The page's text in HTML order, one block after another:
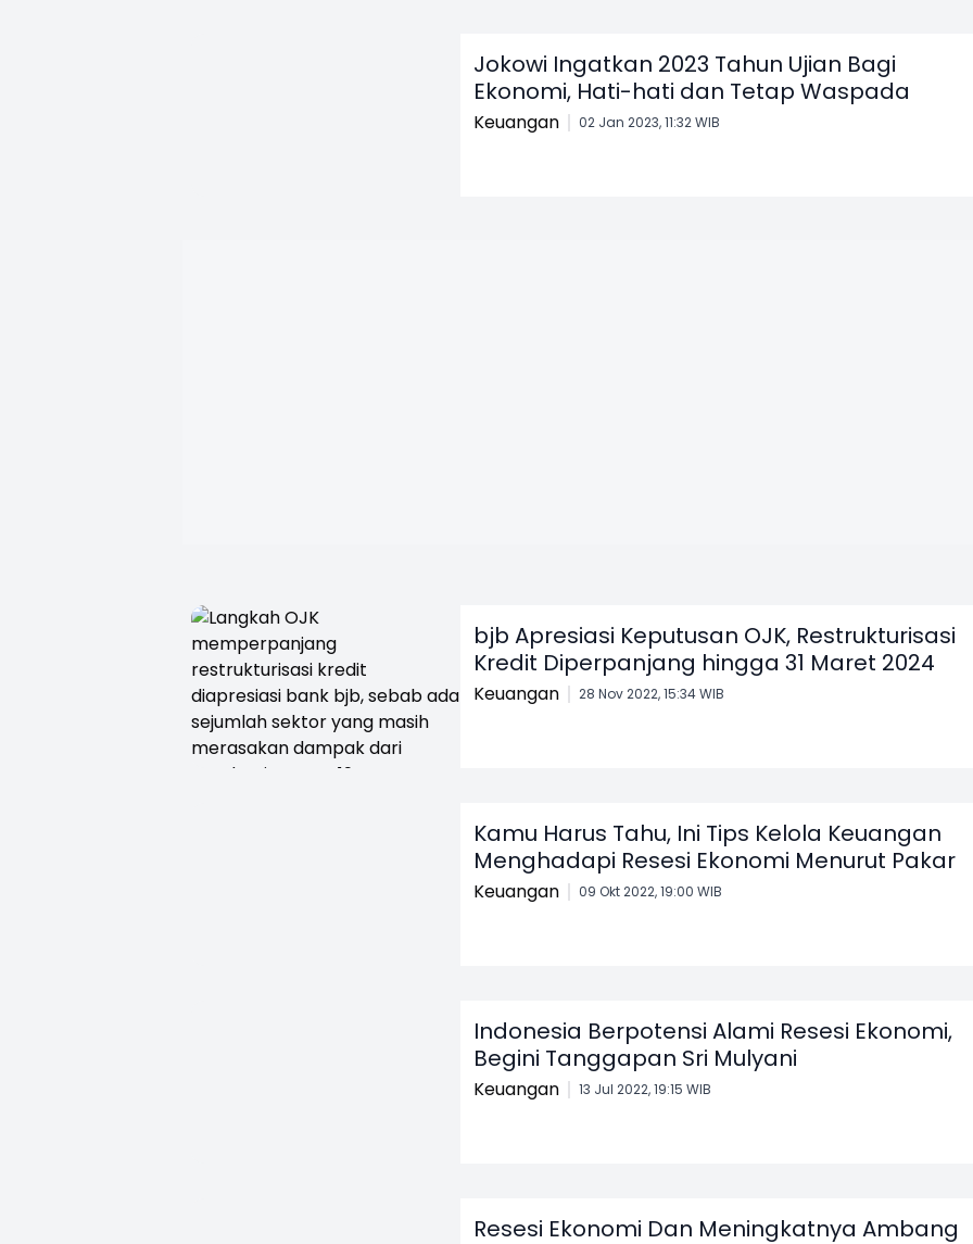
Jokowi Ingatkan 2023 Tahun Ujian Bagi
Ekonomi, Hati-hati dan Tetap Waspada
Keuangan 02 Jan 2023, 11:32 WIB
bjb Apresiasi Keputusan OJK, Restrukturisasi
Kredit Diperpanjang hingga 31 Maret 2024
Keuangan 28 Nov 2022, 15:34 WIB
Kamu Harus Tahu, Ini Tips Kelola Keuangan
Menghadapi Resesi Ekonomi Menurut Pakar
Keuangan 09 Okt 2022, 19:00 WIB
Indonesia Berpotensi Alami Resesi Ekonomi,
Begini Tanggapan Sri Mulyani
Keuangan 13 Jul 2022, 19:15 WIB
Resesi Ekonomi Dan Meningkatnya Ambang